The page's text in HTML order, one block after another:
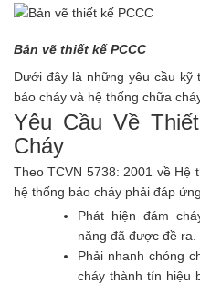
Bản vẽ thiết kế PCCC
Dưới đây là những yêu cầu kỹ
báo cháy và hệ thống chữa
Yêu Cầu Về
Cháy
Theo TCVN 5738: 2001 về Hệ
hệ thống báo cháy phải đáp
Phát hiện đám
năng đã được đề ra.
Phải nhanh chóng
cháy thành tín hiệu